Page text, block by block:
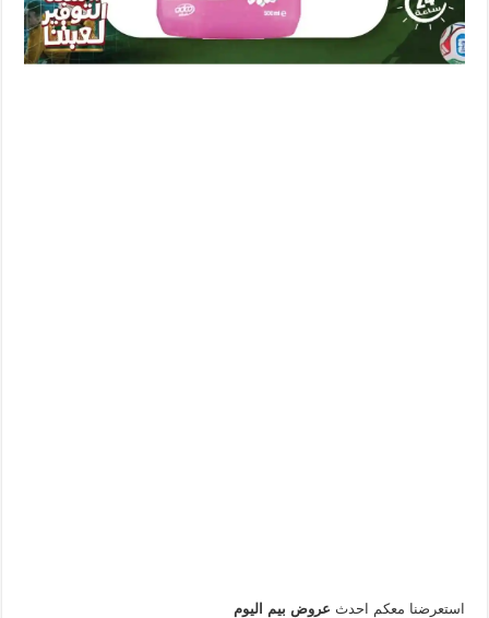
استعرضنا معكم احدث عروض بيم اليوم